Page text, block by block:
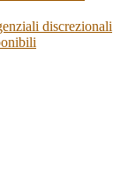
discrezionali